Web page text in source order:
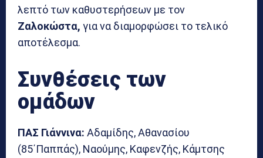
λεπτό των καθυστερήσεων με τον
Ζαλοκώστα, για να διαμορφώσει το τελικό
αποτέλεσμα.
Συνθέσεις των
ομάδων
ΠΑΣ Γιάννινα: Αδαμίδης, Αθανασίου
(85΄Παππάς), Ναούμης, Καφενζής, Κάμτσης